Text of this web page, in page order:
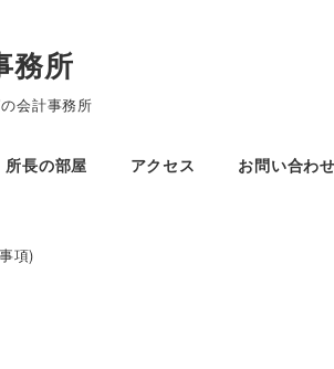
務所
会計事務所
所長の部屋 アクセス お問い合わせ
項)